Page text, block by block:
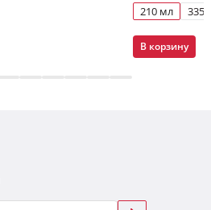
210 мл 335
В корзину